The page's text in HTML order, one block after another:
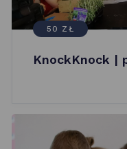
50 ZŁ
KnockKnock |